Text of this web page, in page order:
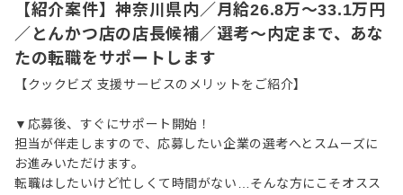
【紹介案件】神奈川県内／月給26.8万～33.1万円
／とんかつ店の店長候補／選考～内定まで、あな
たの転職をサポートします
【クックビズ 支援サービスのメリットをご紹介】
▼応募後、すぐにサポート開始！
担当が伴走しますので、応募したい企業の選考へとスムーズに
お進みいただけます。
転職はしたいけど忙しくて時間がない…そんな方にこそオスス